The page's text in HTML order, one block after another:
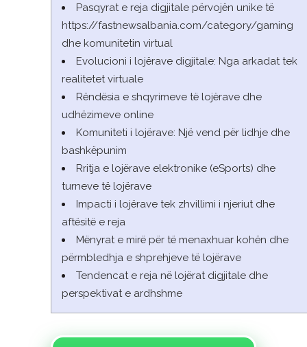
Pasqyrat e reja digjitale përvojën unike të
https://fastnewsalbania.com/category/gaming
dhe komunitetin virtual
Evolucioni i lojërave digjitale: Nga arkadat tek
realitetet virtuale
Rëndësia e shqyrimeve të lojërave dhe
udhëzimeve online
Komuniteti i lojërave: Një vend për lidhje dhe
bashkëpunim
Rritja e lojërave elektronike (eSports) dhe
turneve të lojërave
Impacti i lojërave tek zhvillimi i njeriut dhe
aftësitë e reja
Mënyrat e mirë për të menaxhuar kohën dhe
përmbledhja e shprehjeve të lojërave
Tendencat e reja në lojërat digjitale dhe
perspektivat e ardhshme